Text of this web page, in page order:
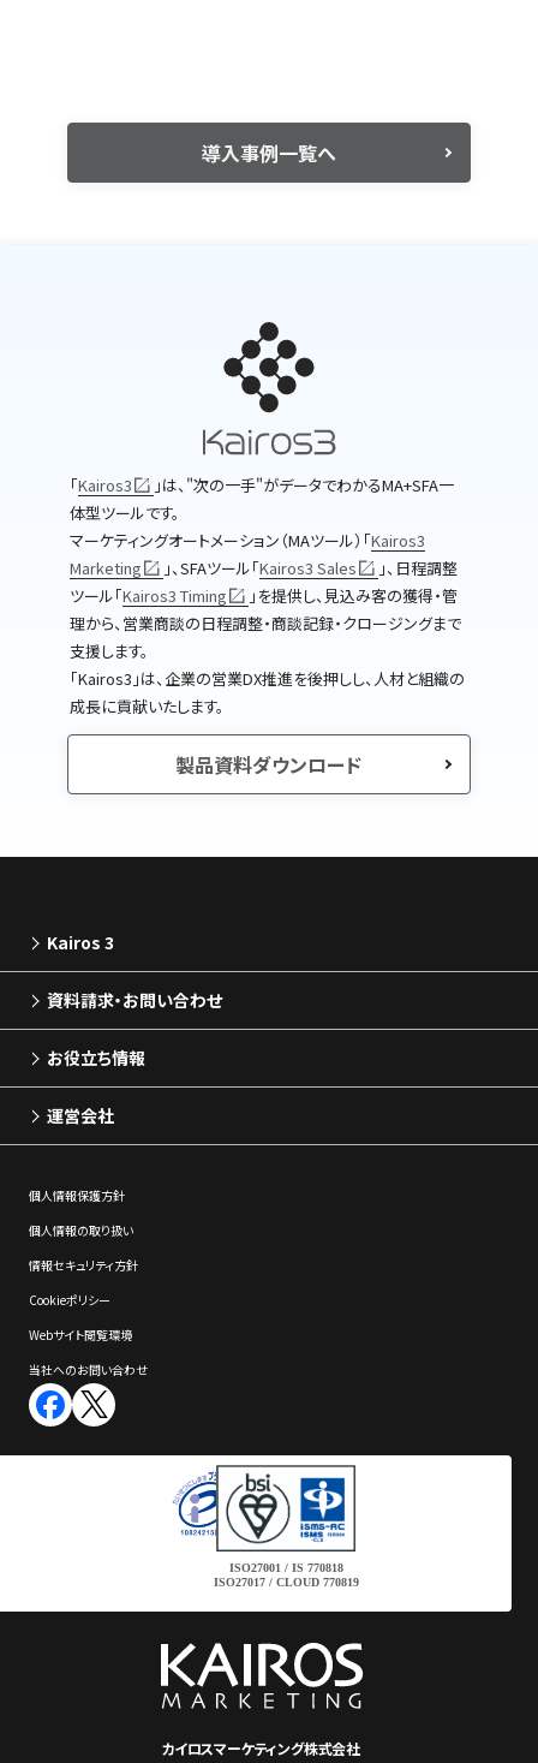
導入事例一覧へ
｢Kairos3
｣は、"次の一手"がデータでわかるMA+SFA一
体型ツールです。
マーケティングオートメーション（MAツール）｢Kairos3
Marketing
｣、SFAツール｢Kairos3 Sales
｣、日程調整
ツール｢Kairos3 Timing
｣を提供し、見込み客の獲得・管
理から、営業商談の日程調整・商談記録・クロージングまで
支援します。
｢Kairos3｣は、企業の営業DX推進を後押しし、人材と組織の
成長に貢献いたします。
製品資料ダウンロード
カイロスマーケティング株式会社
ISO27001 / IS 770818
ISO27017 / CLOUD 770819
Kairos 3
資料請求・お問い合わせ
お役立ち情報
運営会社
個⼈情報保護⽅針
個⼈情報の取り扱い
情報セキュリティ⽅針
Cookieポリシー
Webサイト閲覧環境
当社へのお問い合わせ